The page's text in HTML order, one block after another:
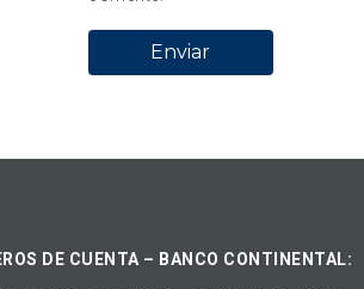
DE CUENTA – BANCO CONTINENTAL: